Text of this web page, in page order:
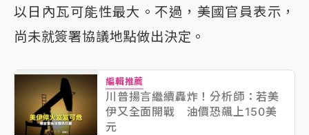
以日內瓦可能性最大。不過，美國官員表示，
尚未就簽署協議地點做出決定。
編輯推薦
川普揚言繼續轟炸！分析師：若美
伊又全面開戰 油價恐飆上150美
元